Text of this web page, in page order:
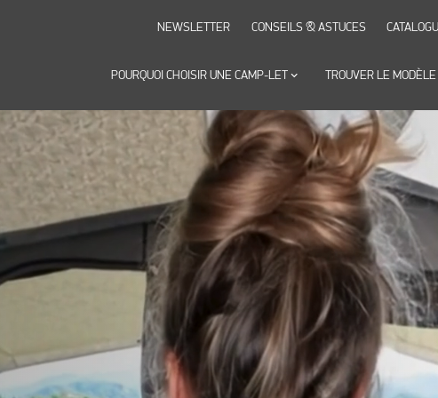
POURQUOI CHOISIR UNE CAMP-LETkeyboard_arrow_down TROUVER LE MODÈLE
NEWSLETTER CONSEILS & ASTUCES